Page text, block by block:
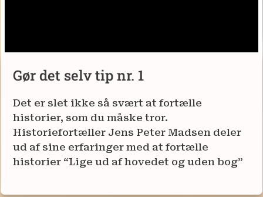
Gør det selv tip nr. 1
Det er slet ikke så svært at fortælle
historier, som du måske tror.
Historiefortæller Jens Peter Madsen deler
ud af sine erfaringer med at fortælle
historier “Lige ud af hovedet og uden bog”